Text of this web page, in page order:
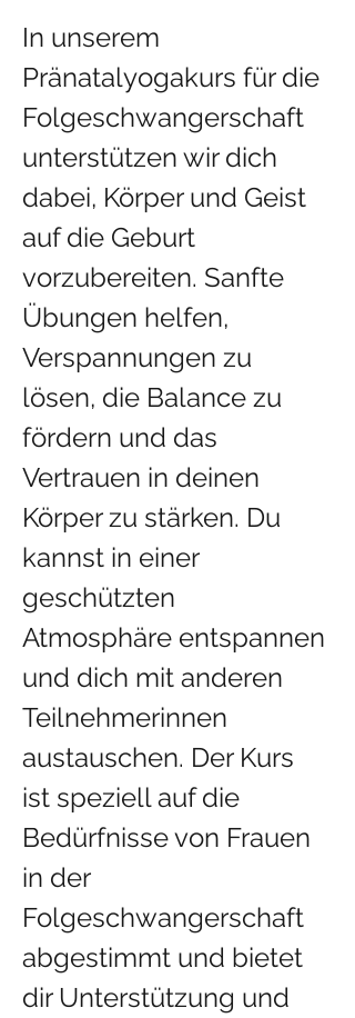
In unserem
Pränatalyogakurs für die
Folgeschwangerschaft
unterstützen wir dich
dabei, Körper und Geist
auf die Geburt
vorzubereiten. Sanfte
Übungen helfen,
Verspannungen zu
lösen, die Balance zu
fördern und das
Vertrauen in deinen
Körper zu stärken. Du
kannst in einer
geschützten
Atmosphäre entspannen
und dich mit anderen
Teilnehmerinnen
austauschen. Der Kurs
ist speziell auf die
Bedürfnisse von Frauen
in der
Folgeschwangerschaft
abgestimmt und bietet
dir Unterstützung und